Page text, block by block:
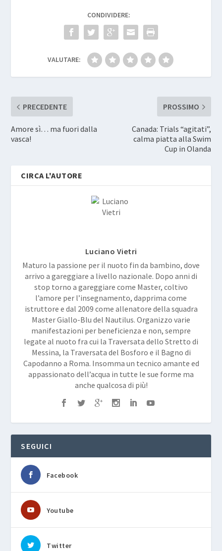
CONDIVIDERE:
VALUTARE:
PRECEDENTE
Amore sì… ma fuori dalla
vasca!
PROSSIMO
Canada: Trials “agitati”,
calma piatta alla Swim
Cup in Olanda
CIRCA L'AUTORE
Luciano Vietri
Maturo la passione per il nuoto fin da bambino, dove
arrivo a gareggiare a livello nazionale. Dopo anni di
stop torno a gareggiare come Master, coltivo
l’amore per l’insegnamento, dapprima come
istruttore e dal 2009 come allenatore della squadra
Master Giallo-Blu del Nautilus. Organizzo varie
manifestazioni per beneficienza e non, sempre
legate al nuoto fra cui la Traversata dello Stretto di
Messina, la Traversata del Bosforo e il Bagno di
Capodanno a Roma. Insomma un tecnico amante ed
appassionato dell’acqua in tutte le sue forme ma
anche qualcosa di più!
SEGUICI
Facebook
Youtube
Twitter